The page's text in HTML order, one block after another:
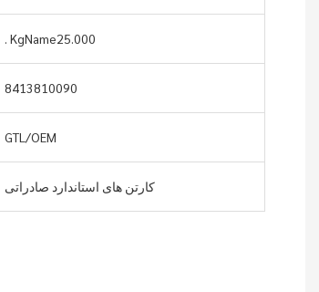
. KgName25.000
8413810090
GTL/OEM
کارتن های استاندارد صادراتی